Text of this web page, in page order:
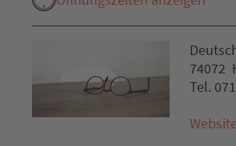
74072
Tel.
Website